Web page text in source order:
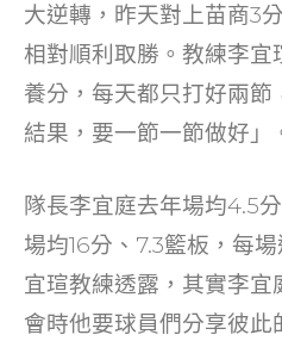
大逆轉，昨天對上苗商3
相對順利取勝。教練李
養分，每天都只打好兩
結果，要一節一節做好」
隊長李宜庭去年場均4.5
場均16分、7.3籃板，每
宜瑄教練透露，其實李宜
會時他要球員們分享彼